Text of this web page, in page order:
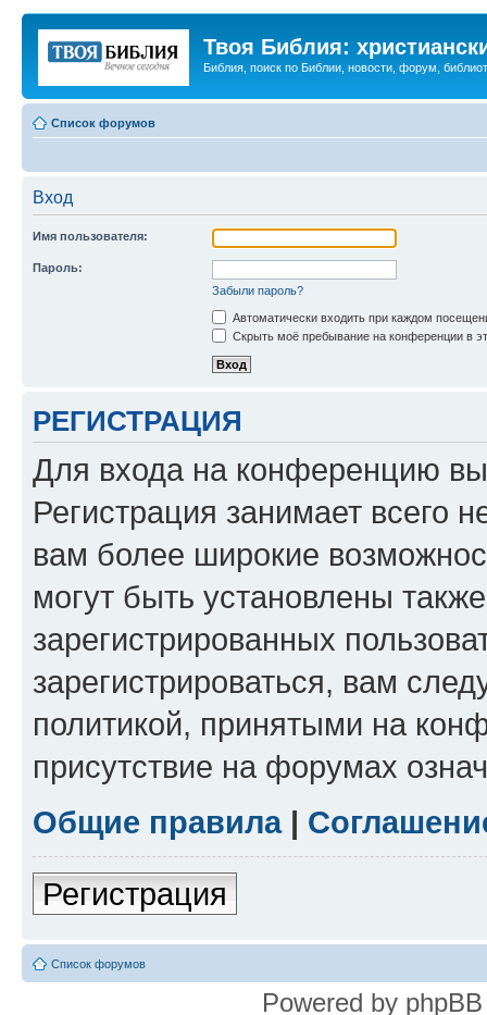
Твоя Библия:
Библия, поиск по Библии, новости, форум,
Список форумов
Вход
Имя пользователя:
Пароль:
Забыли пароль?
Автоматически входить при каждом
Скрыть моё пребывание на конференции в
РЕГИСТРАЦИЯ
Для входа на конференцию
Регистрация занимает всего
вам более широкие
могут быть установлены
зарегистрированных
зарегистрироваться, вам
политикой, принятыми на
присутствие на форумах
Общие правила|
Регистрация
Список форумов
Powered by